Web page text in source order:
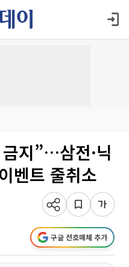
지”…삼전·닉
벤트 줄취소
구글 선호매체 추가